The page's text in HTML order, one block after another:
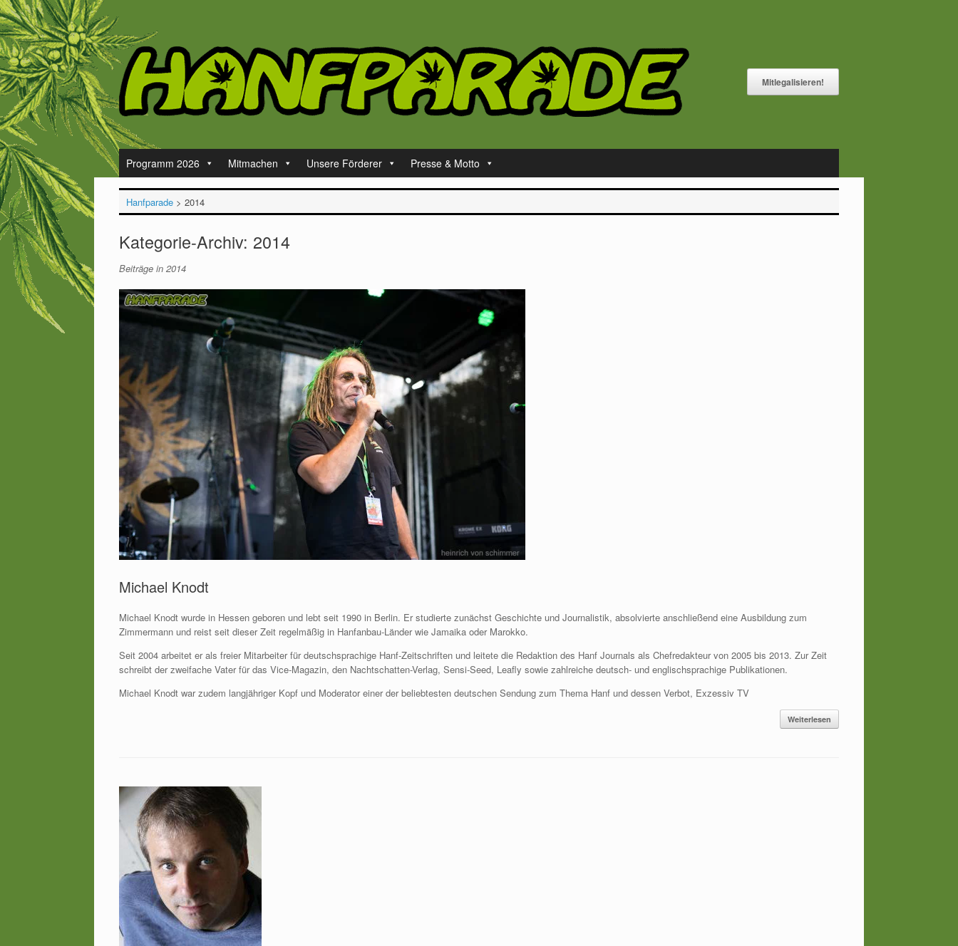
Zum
Inhalt
springen
Mitlegalisieren!
Programm 2026 Mitmachen Unsere Förderer Presse & Motto
Hanfparade> 2014
Kategorie-Archiv: 2014
Beiträge in 2014
Michael Knodt
Michael Knodt wurde in Hessen geboren und lebt seit 1990 in Berlin. Er studierte zunächst Geschichte und Journalistik, absolvierte anschließend eine Ausbildung zum
Zimmermann und reist seit dieser Zeit regelmäßig in Hanfanbau-Länder wie Jamaika oder Marokko.
Seit 2004 arbeitet er als freier Mitarbeiter für deutschsprachige Hanf-Zeitschriften und leitete die Redaktion des Hanf Journals als Chefredakteur von 2005 bis 2013. Zur Zeit
schreibt der zweifache Vater für das Vice-Magazin, den Nachtschatten-Verlag, Sensi-Seed, Leafly sowie zahlreiche deutsch- und englischsprachige Publikationen.
Michael Knodt war zudem langjähriger Kopf und Moderator einer der beliebtesten deutschen Sendung zum Thema Hanf und dessen Verbot, Exzessiv TV
Weiterlesen